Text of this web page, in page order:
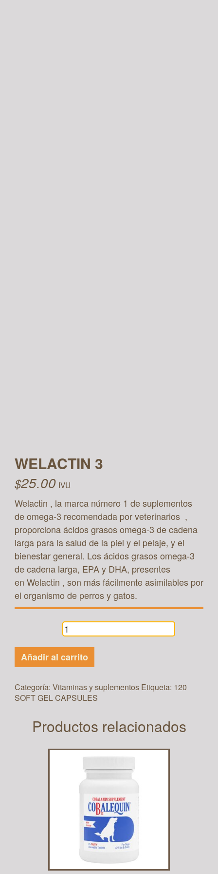
WELACTIN 3
$25.00 IVU
Welactin , la marca número 1 de suplementos
de omega-3 recomendada por veterinarios ,
proporciona ácidos grasos omega-3 de cadena
larga para la salud de la piel y el pelaje, y el
bienestar general. Los ácidos grasos omega-3
de cadena larga, EPA y DHA, presentes
en Welactin , son más fácilmente asimilables por
el organismo de perros y gatos.
Añadir al carrito
Categoría: Vitaminas y suplementos Etiqueta: 120
SOFT GEL CAPSULES
Productos relacionados